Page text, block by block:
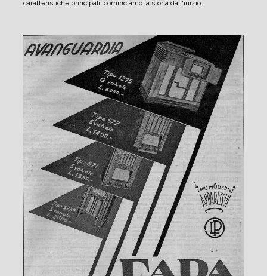
caratteristiche principali, cominciamo la storia dall'inizio.